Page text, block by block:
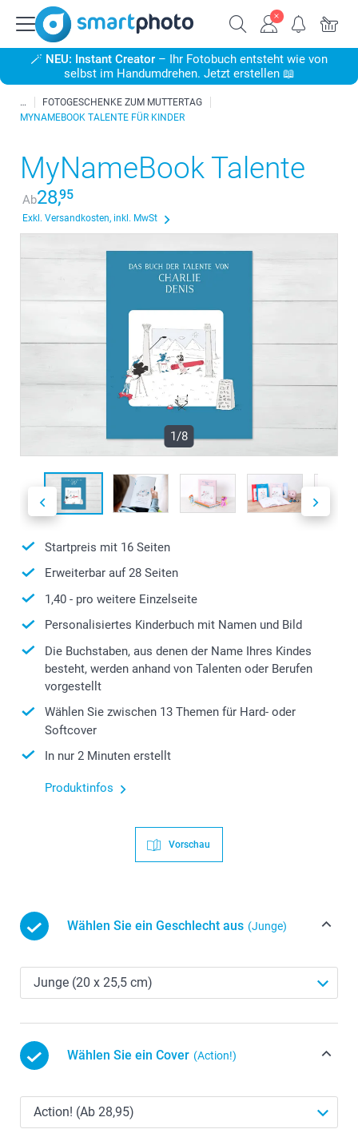
🪄 NEU: Instant Creator – Ihr Fotobuch entsteht wie von
selbst im Handumdrehen. Jetzt erstellen 📖
FOTOGESCHENKE ZUM MUTTERTAG
MYNAMEBOOK TALENTE FÜR KINDER
MyNameBook Talente
Ab28,95
Exkl. Versandkosten, inkl. MwSt
1/8
Startpreis mit 16 Seiten
Erweiterbar auf28 Seiten
1,40 - pro weitere Einzelseite
Personalisiertes Kinderbuch mit Namen und Bild
Die Buchstaben, aus denen der Name Ihres Kindes
besteht, werden anhand von Talenten oder Berufen
vorgestellt
Wählen Sie zwischen 13 Themen für Hard- oder
Softcover
In nur 2 Minuten erstellt
Produktinfos
Vorschau
Wählen Sie ein Geschlecht aus (Junge)
Wählen Sie ein Cover (Action!)